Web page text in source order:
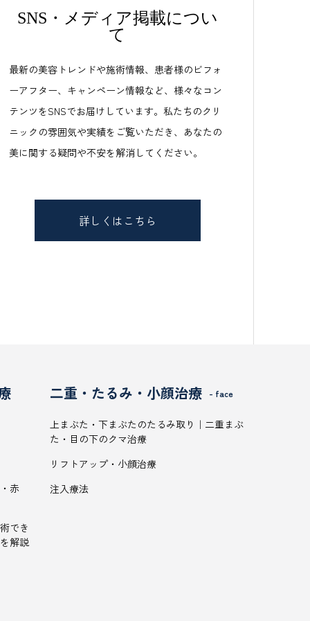
SNS・メディア掲載につい
て
最新の美容トレンドや施術情報、患者様のビフォ
ーアフター、キャンペーン情報など、様々なコン
テンツをSNSでお届けしています。私たちのクリ
ニックの雰囲気や実績をご覧いただき、あなたの
美に関する疑問や不安を解消してください。
詳しくはこちら
赤
でき
解説
二重・たるみ・小顔治療 - face
上まぶた・下まぶたのたるみ取り｜二重まぶ
た・目の下のクマ治療
リフトアップ・小顔治療
注入療法